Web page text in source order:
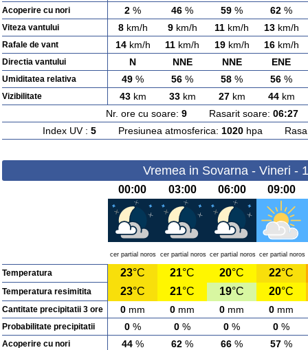
Acoperire cu nori 2 % 46 % 59 % 62 %
Viteza vantului 8km/h 9km/h 11 km/h 13km/h
Rafale de vant 14km/h 11 km/h 19km/h 16km/h
Directia vantului N NNE NNE ENE
Umiditatea relativa 49 % 56 % 58 % 56 %
Vizibilitate 43km 33km 27km 44km
Nr. ore cu soare: 9Rasarit soare: 06:27
Index UV : 5Presiunea atmosferica: 1020hpa
Vremea in Sovarna - Vineri -
00:00 03:00 06:00 09:00
cer partial noros cer partial noros cer partial noros cer partial noros
Temperatura 23°C 21°C 20°C 22°C
Temperatura resimitita 23°C 21°C 19°C 20°C
Cantitate precipitatii 3 ore 0 mm 0 mm 0 mm 0 mm
Probabilitate precipitatii 0 % 0 % 0 % 0 %
Acoperire cu nori 44 % 62 % 66 % 57 %